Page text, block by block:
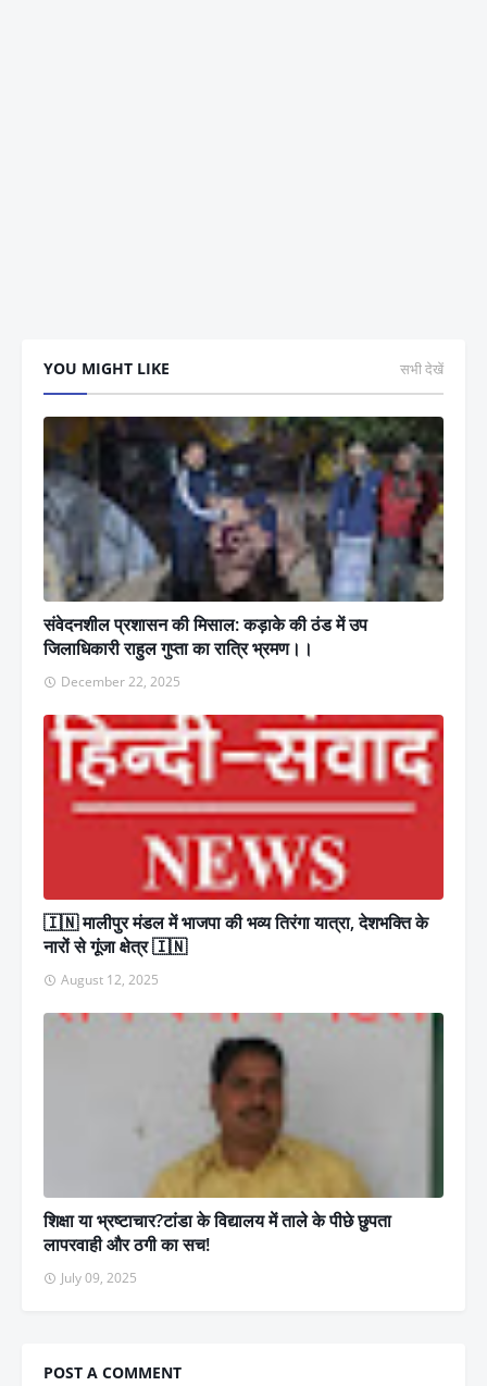
YOU MIGHT LIKE सभी देखें
संवेदनशील प्रशासन की मिसाल: कड़ाके की ठंड में उप
जिलाधिकारी राहुल गुप्ता का रात्रि भ्रमण।।
December 22, 2025
🇮🇳 मालीपुर मंडल में भाजपा की भव्य तिरंगा यात्रा, देशभक्ति के
नारों से गूंजा क्षेत्र 🇮🇳
August 12, 2025
शिक्षा या भ्रष्टाचार?टांडा के विद्यालय में ताले के पीछे छुपता
लापरवाही और ठगी का सच!
July 09, 2025
POST A COMMENT